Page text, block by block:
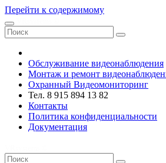
Перейти к содержимому
Обслуживание видеонаблюдения
Монтаж и ремонт
Охранный Видеомониторинг
Тел. 8 915 894 13 82
Контакты
Политика конфиденциальности
Документация